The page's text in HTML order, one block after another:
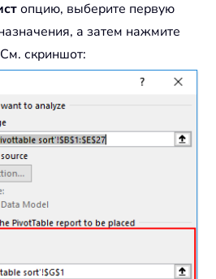
опцию, выберите первую
а затем нажмите
скриншот: